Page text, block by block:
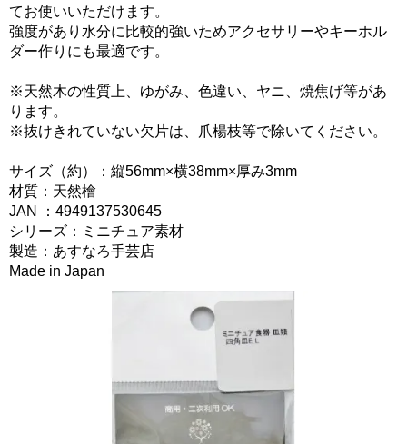
てお使いいただけます。
強度があり水分に比較的強いためアクセサリーやキーホル
ダー作りにも最適です。
※天然木の性質上、ゆがみ、色違い、ヤニ、焼焦げ等があ
ります。
※抜けきれていない欠片は、爪楊枝等で除いてください。
サイズ（約）：縦56mm×横38mm×厚み3mm
材質：天然檜
JAN ：4949137530645
シリーズ：ミニチュア素材
製造：あすなろ手芸店
Made in Japan